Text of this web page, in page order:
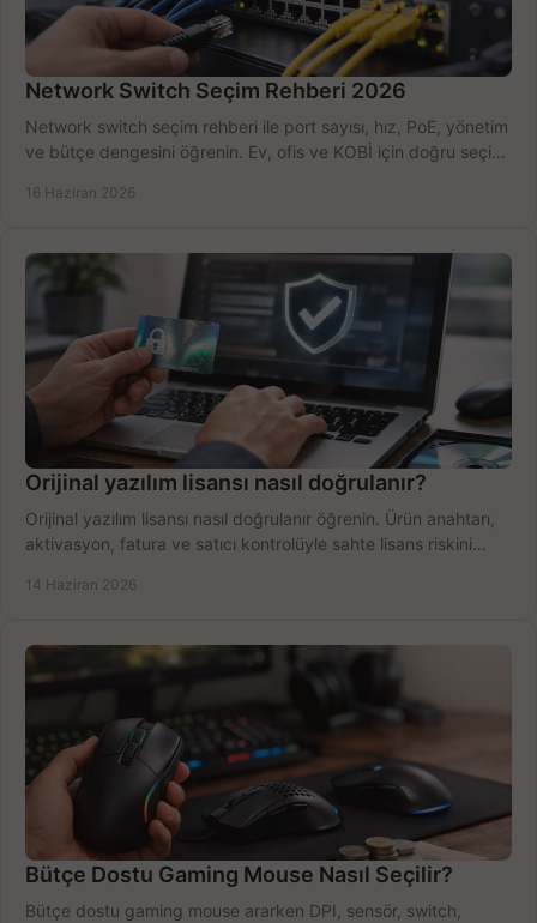
Network Switch Seçim Rehberi 2026
Network switch seçim rehberi ile port sayısı, hız, PoE, yönetim
ve bütçe dengesini öğrenin. Ev, ofis ve KOBİ için doğru seçimi
16 Haziran 2026
Orijinal yazılım lisansı nasıl doğrulanır?
Orijinal yazılım lisansı nasıl doğrulanır öğrenin. Ürün anahtarı,
aktivasyon, fatura ve satıcı kontrolüyle sahte lisans riskini
14 Haziran 2026
Bütçe Dostu Gaming Mouse Nasıl Seçilir?
Bütçe dostu gaming mouse ararken DPI, sensör, switch,